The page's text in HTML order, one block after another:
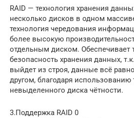
RAID — технология хранения
несколько дисков в одном
технология чередования
более высокую
отдельным диском.
безопасность хранения данных,
выйдет из строя, данные всё
другом, благодаря использованию
невыделенного диска чётности.
3.Поддержка RAID 0